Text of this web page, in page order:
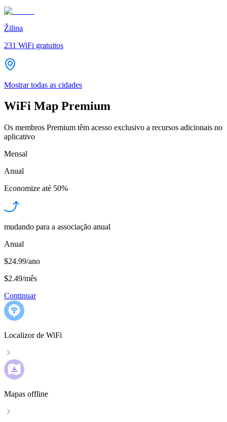
Žilina
231 WiFi gratuitos
Mostrar todas as cidades
WiFi Map Premium
Os membros Premium têm acesso exclusivo a recursos adicionais no
aplicativo
Mensal
Anual
Economize até 50%
mudando para a associação anual
Anual
$24.99/ano
$2.49/mês
Continuar
Localizor de WiFi
Mapas offline